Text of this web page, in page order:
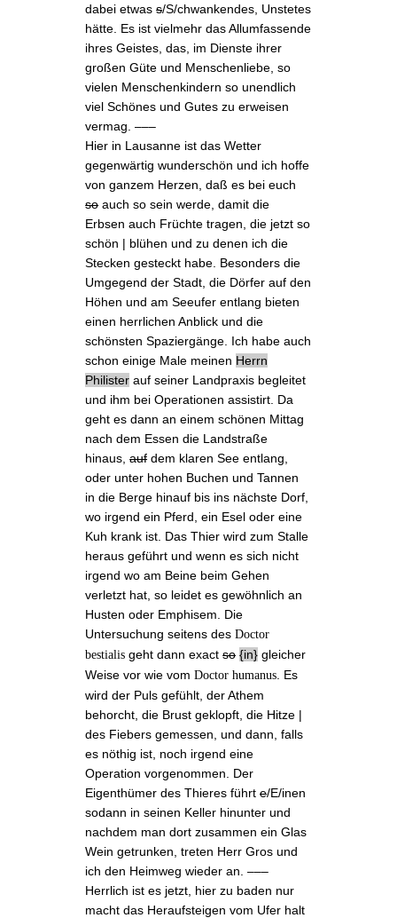
dabei etwass/S/chwankendes, Unstetes
hätte. Es ist vielmehr das Allumfassende
ihres Geistes, das, im Dienste ihrer
großen Güte und Menschenliebe, so
vielen Menschenkindern so unendlich
viel Schönes und Gutes zu erweisen
vermag. –––
Hier in Lausanne ist das Wetter
gegenwärtig wunderschön und ich hoffe
von ganzem Herzen, daß es bei euch
soauch so sein werde, damit die
Erbsen auch Früchte tragen, die jetzt so
schön | blühen und zu denen ich die
Stecken gesteckt habe. Besonders die
Umgegend der Stadt, die Dörfer auf den
Höhen und am Seeufer entlang bieten
einen herrlichen Anblick und die
schönsten Spaziergänge. Ich habe auch
schon einige Male meinen Herrn
Philister auf seiner Landpraxis begleitet
und ihm bei Operationen assistirt. Da
geht es dann an einem schönen Mittag
nach dem Essen die Landstraße
hinaus,aufdem klaren See entlang,
oder unter hohen Buchen und Tannen
in die Berge hinauf bis ins nächste Dorf,
wo irgend ein Pferd, ein Esel oder eine
Kuh krank ist. Das Thier wird zum Stalle
heraus geführt und wenn es sich nicht
irgend wo am Beine beim Gehen
verletzt hat, so leidet es gewöhnlich an
Husten oder Emphisem . Die
Untersuchung seitens desDoctor
bestialis geht dann exactso in gleicher
Weise vor wie vomDoctor humanus . Es
wird der Puls gefühlt, der Athem
behorcht, die Brust geklopft, die Hitze |
des Fiebers gemessen, und dann, falls
es nöthig ist, noch irgend eine
Operation vorgenommen. Der
Eigenthümer des Thieres führte/E/inen
sodann in seinen Keller hinunter und
nachdem man dort zusammen ein Glas
Wein getrunken, treten Herr Gros und
ich den Heimweg wieder an. –––
Herrlich ist es jetzt, hier zu baden nur
macht das Heraufsteigen vom Ufer halt